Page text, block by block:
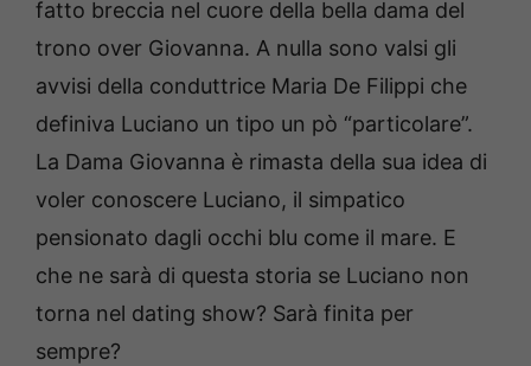
fatto breccia nel cuore della bella dama del
trono over Giovanna. A nulla sono valsi gli
avvisi della conduttrice Maria De Filippi che
definiva Luciano un tipo un pò “particolare”.
La Dama Giovanna è rimasta della sua idea di
voler conoscere Luciano, il simpatico
pensionato dagli occhi blu come il mare. E
che ne sarà di questa storia se Luciano non
torna nel dating show? Sarà finita per
sempre?